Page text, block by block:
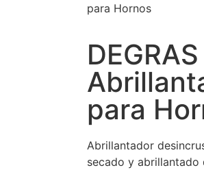
para Hornos
para
Abrillantador
secado y abrillantado